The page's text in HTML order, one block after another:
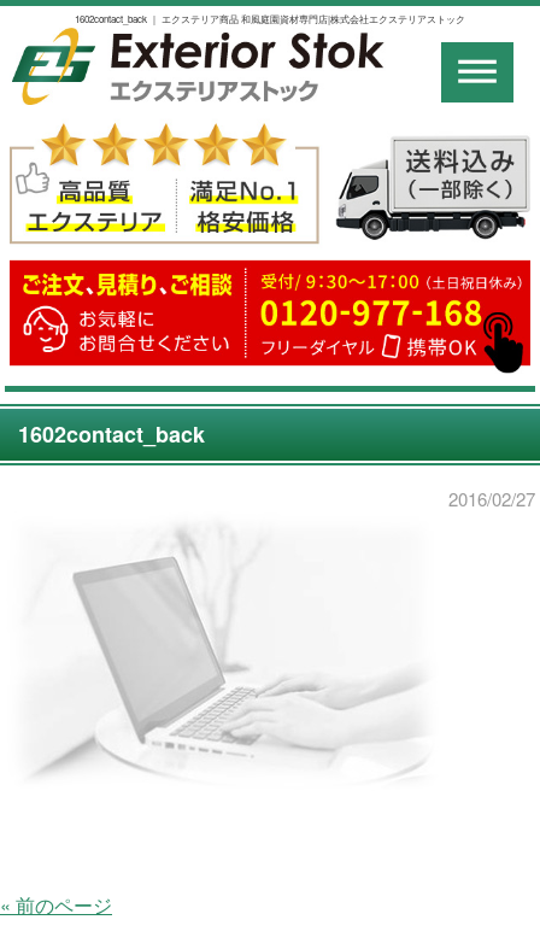
1602contact_back ｜ エクステリア商品 和風庭園資材専門店|株式会社エクステリアストック
1602contact_back
2016/02/27
« 前のページ